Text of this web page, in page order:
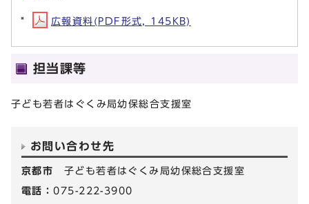
広報資料(PDF形式, 145KB)
担当課等
子ども若者はぐくみ局幼保総合支援室
お問い合わせ先
京都市 子ども若者はぐくみ局幼保総合支援室
電話：075-222-3900